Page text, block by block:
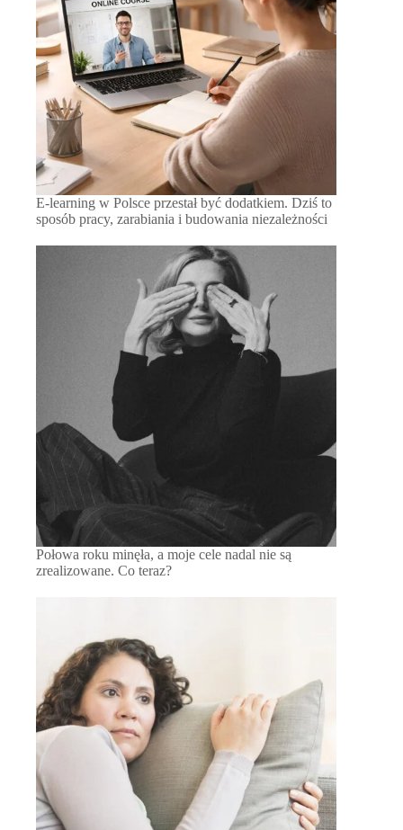
E-learning w Polsce przestał być dodatkiem. Dziś to
sposób pracy, zarabiania i budowania niezależności
Połowa roku minęła, a moje cele nadal nie są
zrealizowane. Co teraz?